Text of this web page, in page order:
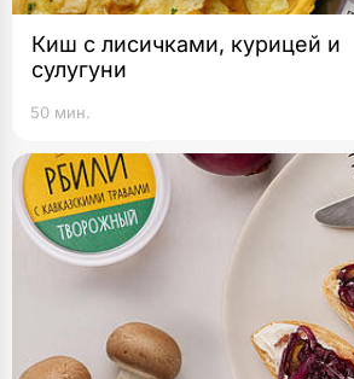
Киш с лисичками, курицей и
сулугуни
50 мин.